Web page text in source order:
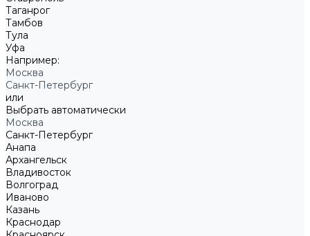
Таганрог
Тамбов
Тула
Уфа
Например:
Москва
Санкт-Петербург
или
Выбрать автоматически
Москва
Санкт-Петербург
Анапа
Архангельск
Владивосток
Волгоград
Иваново
Казань
Краснодар